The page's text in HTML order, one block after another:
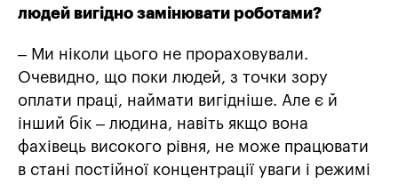
людей вигідно замінювати роботами?
– Ми ніколи цього не прораховували.
Очевидно, що поки людей, з точки зору
оплати праці, наймати вигідніше. Але є й
інший бік – людина, навіть якщо вона
фахівець високого рівня, не може працювати
в стані постійної концентрації уваги і режимі